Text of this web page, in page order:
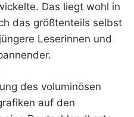
Das liegt wohl in
das größtenteils selbst
Leserinnen und
des voluminösen
auf den